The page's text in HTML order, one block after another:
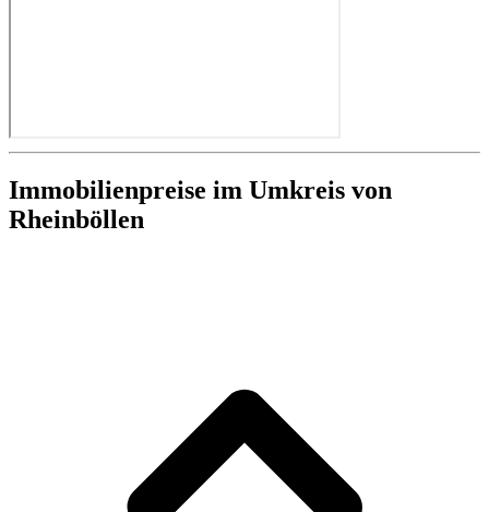
Immobilienpreise im Umkreis von
Rheinböllen